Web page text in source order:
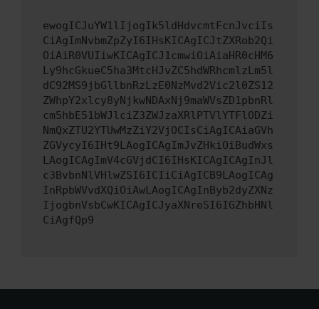
ewogICJuYW1lIjogIk5ldHdvcmtFcnJvciIs
CiAgImNvbmZpZyI6IHsKICAgICJtZXRob2Qi
OiAiR0VUIiwKICAgICJ1cmwiOiAiaHR0cHM6
Ly9hcGkueC5ha3MtcHJvZC5hdWRhcmlzLm5l
dC92MS9jbGllbnRzLzE0NzMvd2Vic2l0ZS12
ZWhpY2xlcy8yNjkwNDAxNj9maWVsZD1pbnRl
cm5hbE51bWJlciZ3ZWJzaXRlPTVlYTFlODZi
NmQxZTU2YTUwMzZiY2VjOCIsCiAgICAiaGVh
ZGVycyI6IHt9LAogICAgImJvZHkiOiBudWxs
LAogICAgImV4cGVjdCI6IHsKICAgICAgInJl
c3BvbnNlVHlwZSI6ICIiCiAgICB9LAogICAg
InRpbWVvdXQiOiAwLAogICAgInByb2dyZXNz
IjogbnVsbCwKICAgICJyaXNreSI6IGZhbHNl
CiAgfQp9